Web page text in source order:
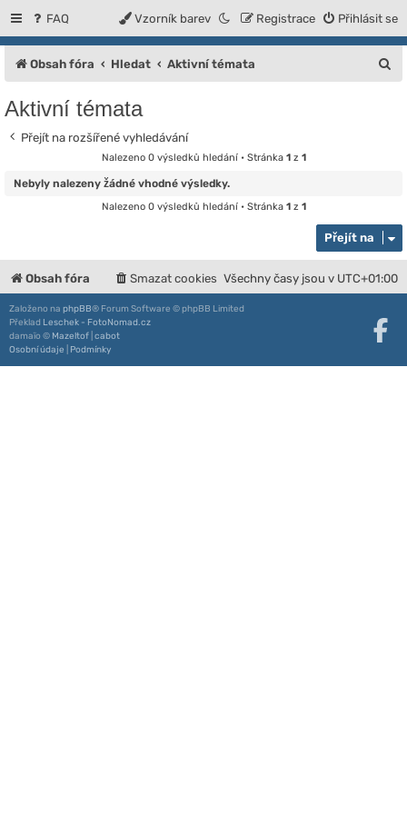
FAQ Přihlásit se
Registrace
Vzorník barev
Obsah fóra Hledat Aktivní témata
Aktivní témata
Přejít na rozšířené vyhledávání
Nalezeno 0 výsledků hledání • Stránka 1z 1
Nebyly nalezeny žádné vhodné výsledky.
Nalezeno 0 výsledků hledání • Stránka 1z 1
Přejít na
Obsah fóra Všechny časy jsou v UTC+01:00
Smazat cookies
Založeno na phpBB® Forum Software © phpBB Limited
Překlad Leschek - FotoNomad.cz
damaïo © Mazeltof cabot
Osobní údaje
Podmínky